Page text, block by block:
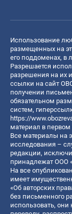
Использование
размещенных на
его поддоменах, в
Разрешается
разрешения на их
ссылки на сайт
получении
обязательном
систем,
https://
материал в
Все материалы на
исследования –
редакции,
принадлежат ООО
На все
имеет
«Об авторских
без письменного
использовать,